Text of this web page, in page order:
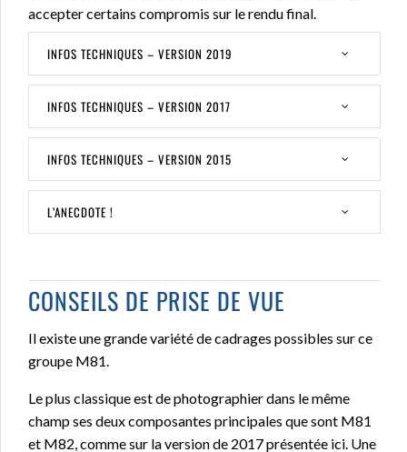
accepter certains compromis sur le rendu final.
INFOS TECHNIQUES – VERSION 2019
INFOS TECHNIQUES – VERSION 2017
INFOS TECHNIQUES – VERSION 2015
L’ANECDOTE !
CONSEILS DE PRISE DE VUE
Il existe une grande variété de cadrages possibles sur ce
groupe M81.
Le plus classique est de photographier dans le même
champ ses deux composantes principales que sont M81
et M82, comme sur la version de 2017 présentée ici. Une